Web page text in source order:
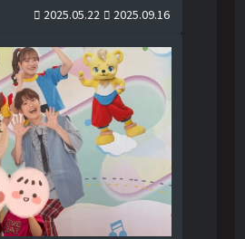
2025.05.22 2025.09.16